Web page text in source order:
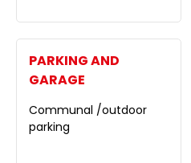
PARKING AND
GARAGE
Communal /outdoor
parking